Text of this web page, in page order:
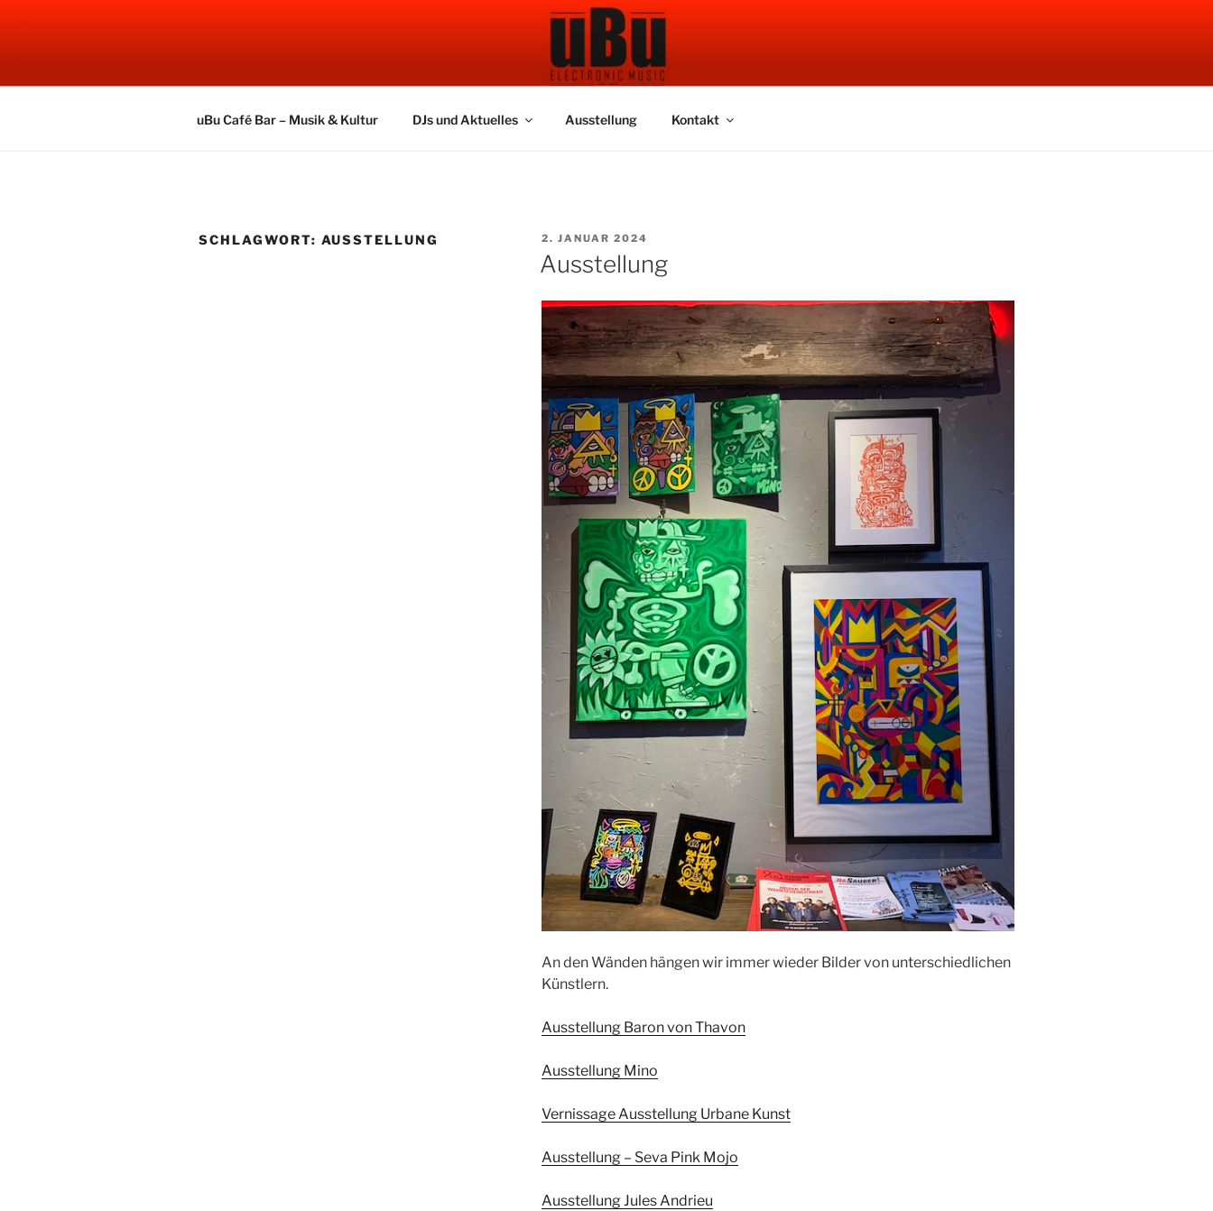
uBu Café Bar – Musik & Kultur DJs und Aktuelles Ausstellung Kontakt
SCHLAGWORT: AUSSTELLUNG
VERÖFFENTLICHT
AM
2. JANUAR 2024
Ausstellung
An den Wänden hängen wir immer wieder Bilder von unterschiedlichen
Künstlern.
Ausstellung Baron von Thavon
Ausstellung Mino
Vernissage Ausstellung Urbane Kunst
Ausstellung – Seva Pink Mojo
Ausstellung Jules Andrieu